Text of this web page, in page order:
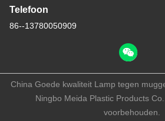
Telefoon
86--13780050909
China Goede kwaliteit Lamp tegen
Ningbo Meida Plastic Products
voorbehouden.